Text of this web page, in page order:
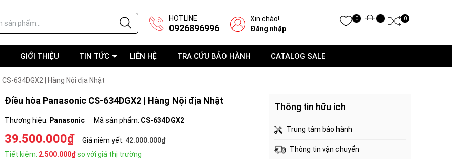
HOTLINE
0926896996
Xin chào!
Đăng nhập
0 0
GIỚI THIỆU TIN TỨC LIÊN HỆ TRA CỨU BẢO HÀNH CATALOG SALE
634DGX2 | Hàng Nội địa Nhật
Điều hòa Panasonic CS-634DGX2 | Hàng Nội địa Nhật
Thương hiệu: Panasonic Mã sản phẩm: CS-634DGX2
39.500.000₫ Giá niêm yết: 42.000.000₫
Tiết kiệm: 2.500.000₫so với giá thị trường
Thông tin hữu ích
Trung tâm bảo hành
Thông tin vận chuyển